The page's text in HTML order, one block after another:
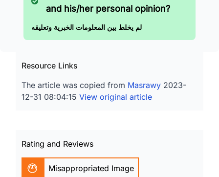
and his/her personal opinion?
لم يخلط بين المعلومات الخبرية وتعليقه
Resource Links
The article was copied from Masrawy 2023-
12-31 08:04:15 View original article
Rating and Reviews
Misappropriated Image